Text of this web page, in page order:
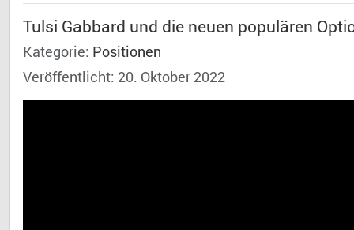
Tulsi Gabbard und die neuen populären
Kategorie: Positionen
Veröffentlicht: 20. Oktober 2022